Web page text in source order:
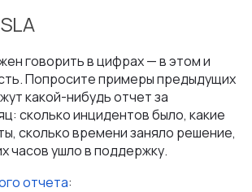
говорить в цифрах — в этом и
Попросите примеры предыдущих
какой-нибудь отчет за
сколько инцидентов было, какие
сколько времени заняло решение,
часов ушло в поддержку.
отчета: